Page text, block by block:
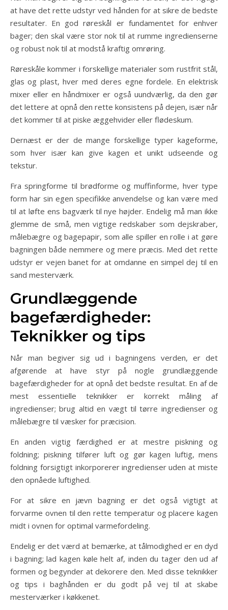
at have det rette udstyr ved hånden for at sikre de bedste
resultater. En god røreskål er fundamentet for enhver
bager; den skal være stor nok til at rumme ingredienserne
og robust nok til at modstå kraftig omrøring.
Røreskåle kommer i forskellige materialer som rustfrit stål,
glas og plast, hver med deres egne fordele. En elektrisk
mixer eller en håndmixer er også uundværlig, da den gør
det lettere at opnå den rette konsistens på dejen, især når
det kommer til at piske æggehvider eller flødeskum.
Dernæst er der de mange forskellige typer kageforme,
som hver især kan give kagen et unikt udseende og
tekstur.
Fra springforme til brødforme og muffinforme, hver type
form har sin egen specifikke anvendelse og kan være med
til at løfte ens bagværk til nye højder. Endelig må man ikke
glemme de små, men vigtige redskaber som dejskraber,
målebægre og bagepapir, som alle spiller en rolle i at gøre
bagningen både nemmere og mere præcis. Med det rette
udstyr er vejen banet for at omdanne en simpel dej til en
sand mesterværk.
Grundlæggende
bagefærdigheder:
Teknikker og tips
Når man begiver sig ud i bagningens verden, er det
afgørende at have styr på nogle grundlæggende
bagefærdigheder for at opnå det bedste resultat. En af de
mest essentielle teknikker er korrekt måling af
ingredienser; brug altid en vægt til tørre ingredienser og
målebægre til væsker for præcision.
En anden vigtig færdighed er at mestre piskning og
foldning; piskning tilfører luft og gør kagen luftig, mens
foldning forsigtigt inkorporerer ingredienser uden at miste
den opnåede luftighed.
For at sikre en jævn bagning er det også vigtigt at
forvarme ovnen til den rette temperatur og placere kagen
midt i ovnen for optimal varmefordeling.
Endelig er det værd at bemærke, at tålmodighed er en dyd
i bagning; lad kagen køle helt af, inden du tager den ud af
formen og begynder at dekorere den. Med disse teknikker
og tips i baghånden er du godt på vej til at skabe
mesterværker i køkkenet.